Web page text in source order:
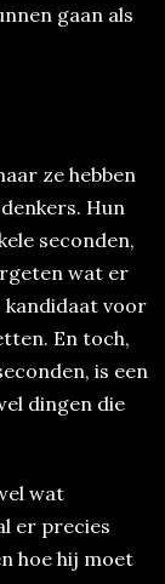
gaan als
ze hebben
Hun
seconden,
wat er
kandidaat voor
En toch,
is een
dingen die
wat
er precies
hoe hij moet